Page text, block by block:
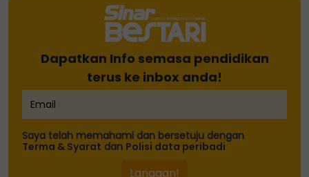
Dapatkan Info semasa pendidikan
terus ke inbox anda!
Saya telah memahami dan bersetuju dengan
Terma & Syarat dan Polisi data peribadi